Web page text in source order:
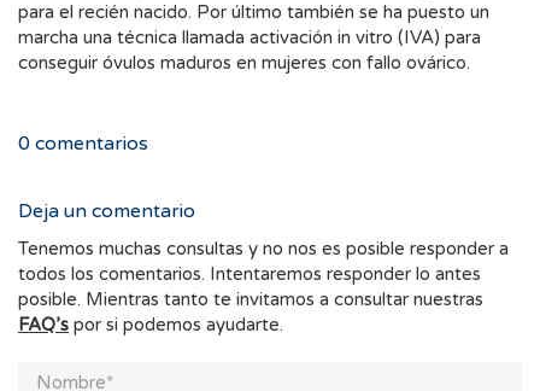
para el recién nacido. Por último también se ha puesto un
marcha una técnica llamada activación in vitro (IVA) para
conseguir óvulos maduros en mujeres con fallo ovárico.
0 comentarios
Deja un comentario
Tenemos muchas consultas y no nos es posible responder a
todos los comentarios. Intentaremos responder lo antes
posible. Mientras tanto te invitamos a consultar nuestras
FAQ’s por si podemos ayudarte.